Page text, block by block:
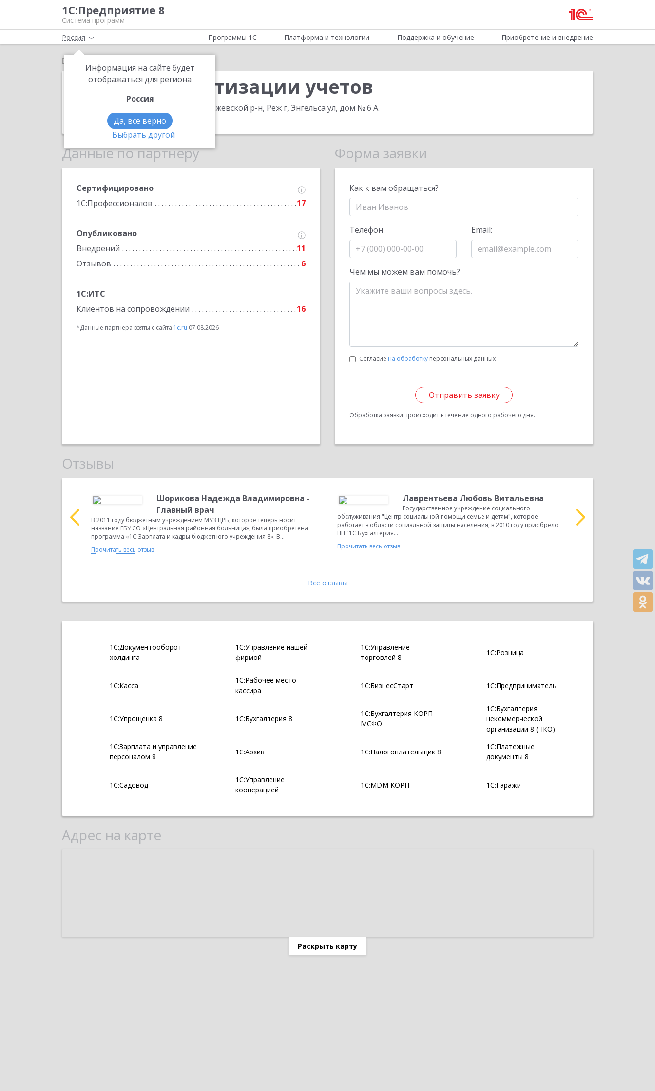
1С:Предприятие 8
Система программ
Россия
Информация на сайте будет
отображаться для региона
Россия
Да, все верно
Выбрать другой
Программы 1С Платформа и технологии Поддержка и обучение Приобретение и внедрение
Главная
Центр автоматизации учетов
623750, Свердловская обл, Режевской р-н, Реж г, Энгельса ул, дом № 6 А.
Телефон: (343) 237-2608
Данные по партнеру
Сертифицировано
1С:Профессионалов
17
Опубликовано
Внедрений
11
Отзывов
6
1С:ИТС
Клиентов на сопровождении
16
*Данные партнера взяты с сайта 1c.ru 07.08.2026
Форма заявки
Как к вам обращаться?
Телефон Email:
Чем мы можем вам помочь?
Согласие на обработку персональных данных
Отправить заявку
Обработка заявки происходит в течение одного рабочего дня.
Отзывы
Шорикова Надежда Владимировна -
Главный врач
В 2011 году бюджетным учреждением МУЗ ЦРБ, которое теперь носит
название ГБУ СО «Центральная районная больница», была приобретена
программа «1С:Зарплата и кадры бюджетного учреждения 8». В...
Прочитать весь отзыв
Лаврентьева Любовь Витальевна
Государственное учреждение социального
обслуживания "Центр социальной помощи семье и детям", которое
работает в области социальной защиты населения, в 2010 году приобрело
ПП "1С:Бухгалтерия...
Прочитать весь отзыв
обслуживания «Центр
Все отзывы
1С:Документооборот
холдинга
1С:Управление нашей
фирмой
1С:Управление
торговлей 8
1С:Розница
1С:Касса
1С:Рабочее место
кассира
1С:БизнесСтарт 1С:Предприниматель
1С:Упрощенка 8 1С:Бухгалтерия 8
1С:Бухгалтерия КОРП
МСФО
1С:Бухгалтерия
некоммерческой
организации 8 (НКО)
1С:Зарплата и управление
персоналом 8
1С:Архив 1С:Налогоплательщик 8
1С:Платежные
документы 8
1С:Садовод
1С:Управление
кооперацией
1С:MDM КОРП 1С:Гаражи
Адрес на карте
Раскрыть карту